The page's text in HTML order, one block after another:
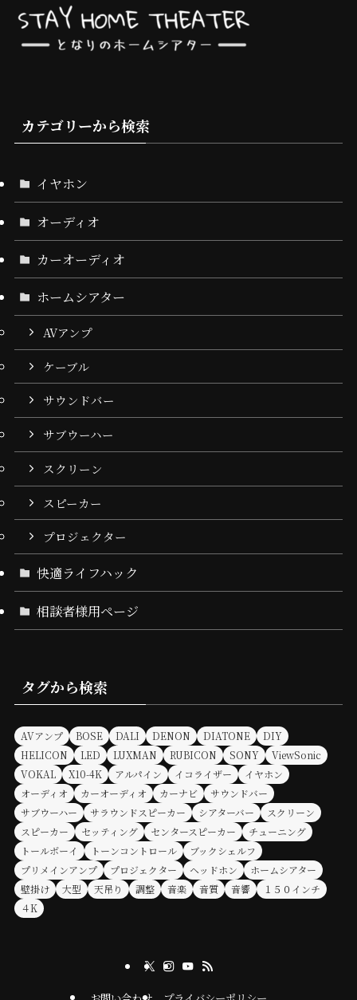
カテゴリーから検索
イヤホン
オーディオ
カーオーディオ
ホームシアター
AVアンプ
ケーブル
サウンドバー
サブウーハー
スクリーン
スピーカー
プロジェクター
快適ライフハック
相談者様用ページ
タグから検索
AVアンプ BOSE DALI DENON DIATONE
DIY
HELICON
LED LUXMAN RUBICON SONY
ViewSonic
VOKAL
X10-4K アルパイン イコライザー
イヤホン
オーディオ
カーオーディオ カーナビ
サウンドバー
サブウーハー
サラウンドスピーカー シアターバー
スクリーン
スピーカー
セッティング センタースピーカー
チューニング
トールボーイ
トーンコントロール
ブックシェルフ
プリメインアンプ
プロジェクター ヘッドホン
ホームシアター
壁掛け
大型 天吊り 調整 音楽 音質 音響
１５０インチ
４K